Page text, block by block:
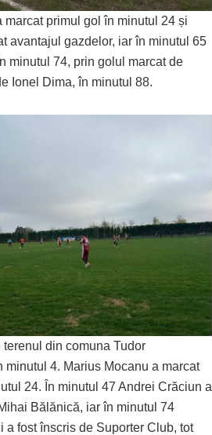
primul gol în minutul 24 și
avantajul gazdelor, iar în minutul 65
minutul 74, prin golul marcat de
Ionel Dima, în minutul 88.
din comuna Tudor
4. Marius Mocanu a marcat
24. În minutul 47 Andrei Crăciun a
Bălănică, iar în minutul 74
fost înscris de Suporter Club, tot